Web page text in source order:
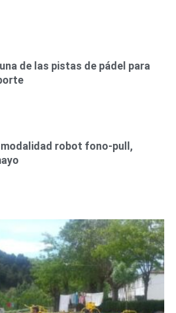
de las pistas de pádel para
robot fono-pull,